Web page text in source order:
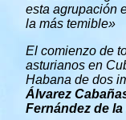
esta agrupación
la más temible»
El comienzo de
asturianos en
Habana de dos
Álvarez
Fernández de